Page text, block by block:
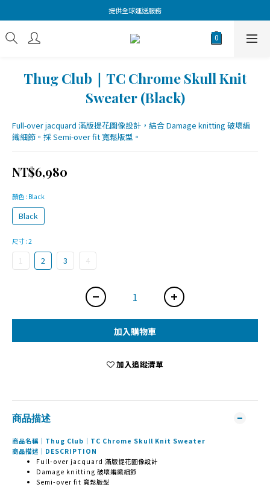
提供全球運送服務
Thug Club｜TC Chrome Skull Knit
Sweater (Black)
Full-over jacquard 滿版提花圖像設計，結合 Damage knitting 破壞編
織細節。採 Semi-over fit 寬鬆版型。
NT$6,980
顏色 : Black
Black
尺寸: 2
1 2 3 4
加入購物車
加入追蹤清單
商品描述
商品名稱｜Thug Club｜TC Chrome Skull Knit Sweater
商品描述｜DESCRIPTION
Full-over jacquard 滿版提花圖像設計
Damage knitting 破壞編織細節
Semi-over fit 寬鬆版型